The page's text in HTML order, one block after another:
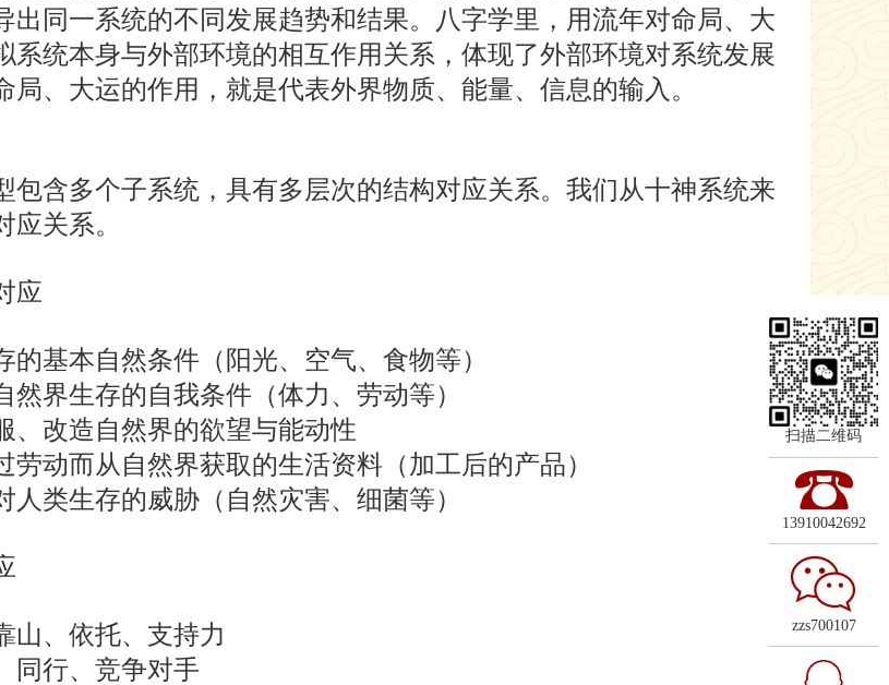
出同一系统的不同发展趋势和结果。八字学里，用流年对命局、大
系统本身与外部环境的相互作用关系，体现了外部环境对系统发展
局、大运的作用，就是代表外界物质、能量、信息的输入。
含多个子系统，具有多层次的结构对应关系。我们从十神系统来
关系。
应
基本自然条件（阳光、空气、食物等）
界生存的自我条件（体力、劳动等）
改造自然界的欲望与能动性
动而从自然界获取的生活资料（加工后的产品）
类生存的威胁（自然灾害、细菌等）
、依托、支持力
行、竞争对手
扫描二维码
13910042692
zzs700107